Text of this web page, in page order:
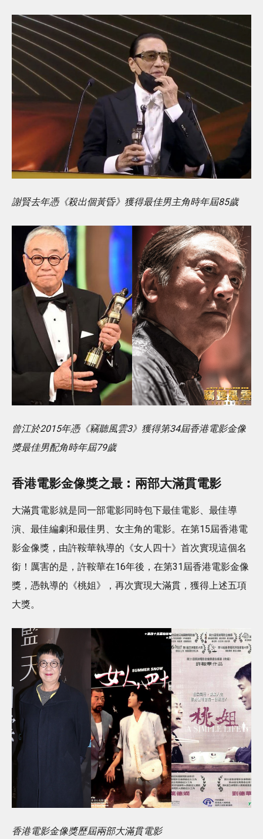
謝賢去年憑《殺出個黃昏》獲得最佳男主角時年屆85歲
曾江於2015年憑《竊聽風雲3》獲得第34屆香港電影金像
獎最佳男配角時年屆79歲
香港電影金像獎之最︰兩部大滿貫電影
大滿貫電影就是同一部電影同時包下最佳電影、最佳導
演、最佳編劇和最佳男、女主角的電影。在第15屆香港電
影金像獎，由許鞍華執導的《女人四十》首次實現這個名
銜！厲害的是，許鞍華在16年後，在第31屆香港電影金像
獎，憑執導的《桃姐》，再次實現大滿貫，獲得上述五項
大獎。
香港電影金像獎歷屆兩部大滿貫電影